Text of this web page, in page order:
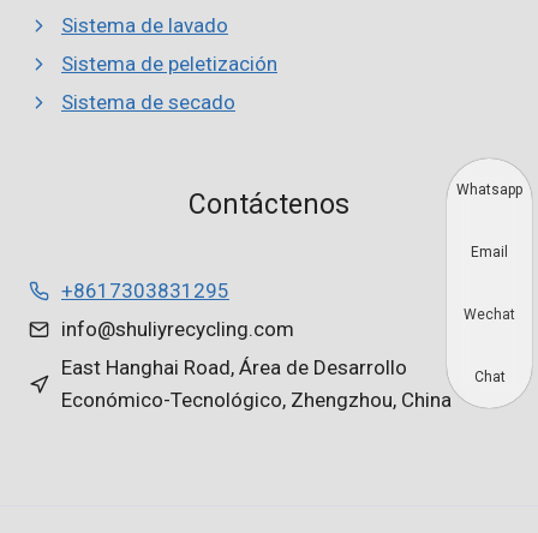
Sistema de lavado
Sistema de peletización
Sistema de secado
Contáctenos
+8617303831295
info@shuliyrecycling.com
East Hanghai Road, Área de Desarrollo
Económico-Tecnológico, Zhengzhou, China
Whatsapp
Email
Wechat
Chat